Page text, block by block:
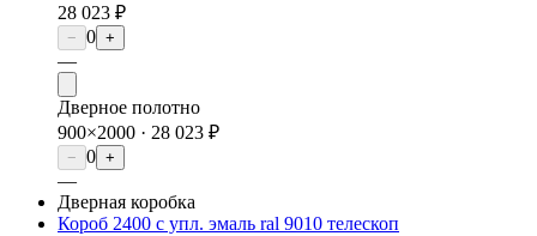
28 023 ₽
− 0 +
—
Дверное полотно
900×2000 · 28 023 ₽
− 0 +
—
Дверная коробка
Короб 2400 с упл. эмаль ral 9010 телескоп